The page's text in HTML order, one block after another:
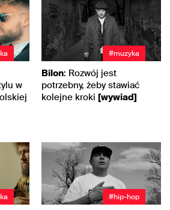
w
#muzyka
Bilon: Rozwój jest
potrzebny, żeby stawiać
kolejne kroki [wywiad]
#hip-hop